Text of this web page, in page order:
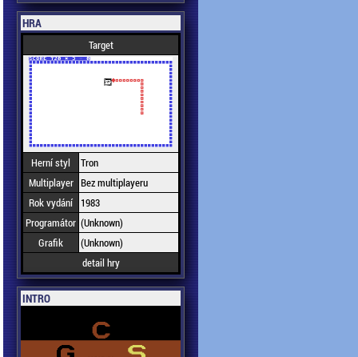
HRA
Target
Herní styl
Tron
Multiplayer Bez multiplayeru
Rok vydání
1983
Programátor (Unknown)
Grafik
(Unknown)
detail hry
INTRO